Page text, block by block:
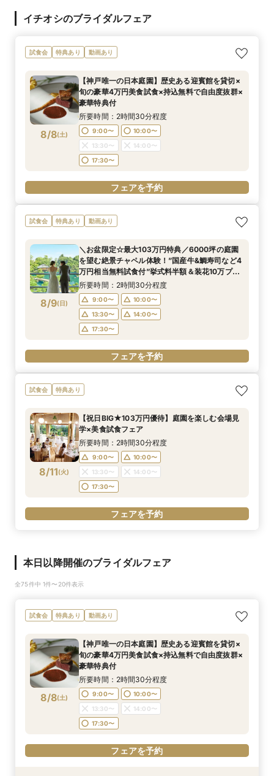
イチオシのブライダルフェア
試食会 特典あり 動画あり
8/8(土)
【神戸唯一の日本庭園】歴史ある迎賓館を貸切×
旬の豪華4万円美食試食×持込無料で自由度抜群×
豪華特典付
所要時間：2時間30分程度
9:00〜
10:00〜
13:30〜
14:00〜
17:30〜
フェアを予約
試食会 特典あり 動画あり
8/9(日)
＼お盆限定☆最大103万円特典／6000坪の庭園
を望む絶景チャペル体験！”国産牛&鯛寿司など4
万円相当無料試食付”挙式料半額＆装花10万プレ
ゼントなど特別優待フェア！
所要時間：2時間30分程度
9:00〜
10:00〜
13:30〜
14:00〜
17:30〜
フェアを予約
試食会 特典あり
8/11(火)
【祝日BIG★103万円優待】庭園を楽しむ会場見
学×美食試食フェア
所要時間：2時間30分程度
9:00〜
10:00〜
13:30〜
14:00〜
17:30〜
フェアを予約
本日以降開催のブライダルフェア
全75件中 1件〜20件表示
試食会 特典あり 動画あり
8/8(土)
【神戸唯一の日本庭園】歴史ある迎賓館を貸切×
旬の豪華4万円美食試食×持込無料で自由度抜群×
豪華特典付
所要時間：2時間30分程度
9:00〜
10:00〜
13:30〜
14:00〜
17:30〜
フェアを予約